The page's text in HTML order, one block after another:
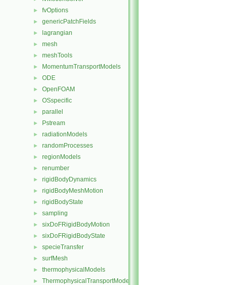
► fvOptions
► genericPatchFields
► lagrangian
► mesh
► meshTools
► MomentumTransportModels
► ODE
► OpenFOAM
► OSspecific
► parallel
► Pstream
► radiationModels
► randomProcesses
► regionModels
► renumber
► rigidBodyDynamics
► rigidBodyMeshMotion
► rigidBodyState
► sampling
► sixDoFRigidBodyMotion
► sixDoFRigidBodyState
► specieTransfer
► surfMesh
► thermophysicalModels
► ThermophysicalTransportModels